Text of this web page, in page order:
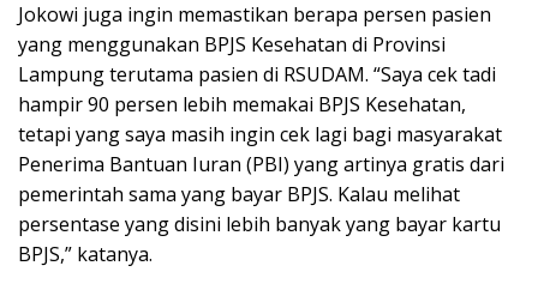
Jokowi juga ingin memastikan berapa persen pasien
yang menggunakan BPJS Kesehatan di Provinsi
Lampung terutama pasien di RSUDAM. “Saya cek tadi
hampir 90 persen lebih memakai BPJS Kesehatan,
tetapi yang saya masih ingin cek lagi bagi masyarakat
Penerima Bantuan Iuran (PBI) yang artinya gratis dari
pemerintah sama yang bayar BPJS. Kalau melihat
persentase yang disini lebih banyak yang bayar kartu
BPJS,” katanya.